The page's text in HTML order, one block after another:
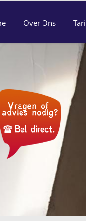
Over Ons